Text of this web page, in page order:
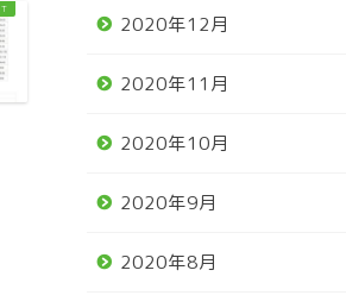
2020年12月
2020年11月
2020年10月
2020年9月
2020年8月